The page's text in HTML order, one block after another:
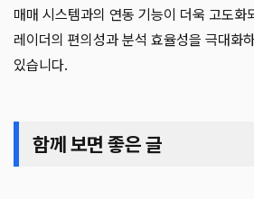
매매 시스템과의 연동 기능이 더욱 고도화
레이더의 편의성과 분석 효율성을 극대화
있습니다.
함께 보면 좋은 글